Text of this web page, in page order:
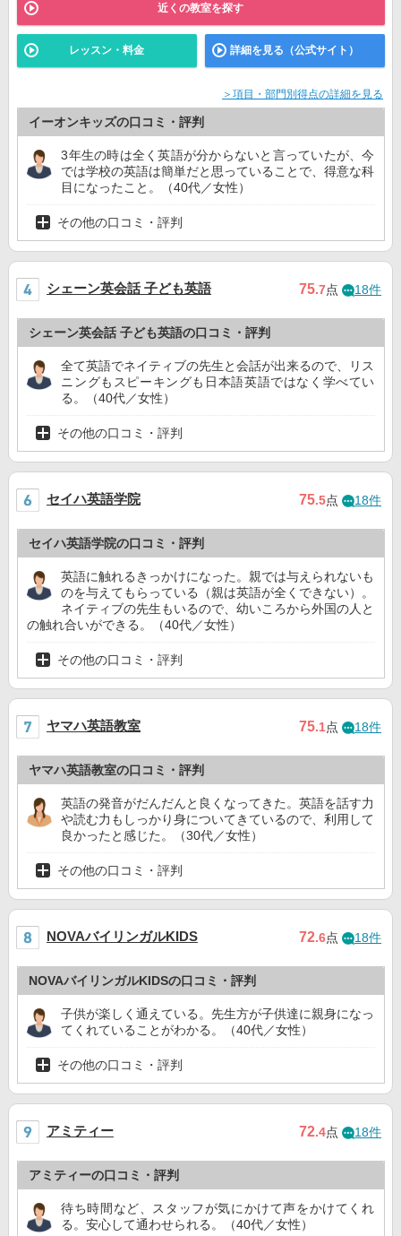
近くの教室を探す
レッスン・料金 詳細を見る（公式サイト）
＞項目・部門別得点の詳細を見る
イーオンキッズの口コミ・評判
3年生の時は全く英語が分からないと言っていたが、今
では学校の英語は簡単だと思っていることで、得意な科
目になったこと。（40代／女性）
その他の口コミ・評判
シェーン英会話 子ども英語 75.7点 18件
シェーン英会話 子ども英語の口コミ・評判
全て英語でネイティブの先生と会話が出来るので、リス
ニングもスピーキングも日本語英語ではなく学べてい
る。（40代／女性）
その他の口コミ・評判
セイハ英語学院 75.5点 18件
セイハ英語学院の口コミ・評判
英語に触れるきっかけになった。親では与えられないも
のを与えてもらっている（親は英語が全くできない）。
ネイティブの先生もいるので、幼いころから外国の人と
の触れ合いができる。（40代／女性）
その他の口コミ・評判
ヤマハ英語教室 75.1点 18件
ヤマハ英語教室の口コミ・評判
英語の発音がだんだんと良くなってきた。英語を話す力
や読む力もしっかり身についてきているので、利用して
良かったと感じた。（30代／女性）
その他の口コミ・評判
NOVAバイリンガルKIDS 72.6点 18件
NOVAバイリンガルKIDSの口コミ・評判
子供が楽しく通えている。先生方が子供達に親身になっ
てくれていることがわかる。（40代／女性）
その他の口コミ・評判
アミティー 72.4点 18件
アミティーの口コミ・評判
待ち時間など、スタッフが気にかけて声をかけてくれ
る。安心して通わせられる。（40代／女性）